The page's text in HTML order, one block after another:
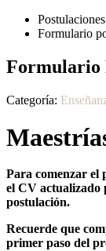
Postulaciones
Formulario
Formulario
Categoría:
Para comenzar el
el CV actualizado
postulación.
Recuerde que
primer paso del